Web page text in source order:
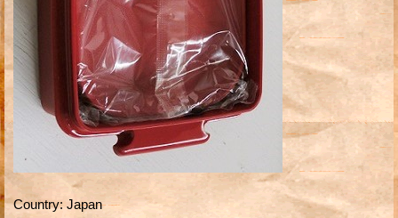
Country: Japan